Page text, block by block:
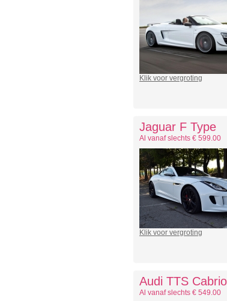
Klik voor vergroting
Jaguar F Type
Al vanaf slechts € 599.00
Klik voor vergroting
Audi TTS
Al vanaf slechts € 549.00